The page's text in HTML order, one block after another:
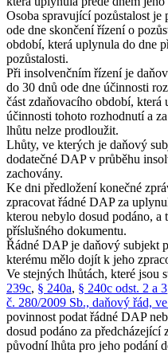
Osoba spravující pozůstalost
ode dne skončení řízení o
období, která uplynula do dne
pozůstalosti.
Při insolvenčním řízení je
do 30 dnů ode dne účinnosti
část zdaňovacího období,
účinnosti tohoto rozhodnutí a
lhůtu nelze prodloužit.
Lhůty, ve kterých je daňový
dodatečné DAP v průběhu
zachovány.
Ke dni předložení konečné
zpracovat řádné DAP za
kterou nebylo dosud podáno, a
příslušného dokumentu.
Řádné DAP je daňový subjekt
kterému mělo dojít k jeho
Ve stejných lhůtách, které jsou
239c, § 240a, § 240c odst. 2 a 3
č. 280/2009 Sb., daňový řád,
povinnost podat řádné DAP
dosud podáno za
původní lhůta pro jeho podání